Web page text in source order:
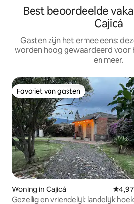
Best beoordeelde
Cajicá
Gasten zijn het ermee eens:
worden hoog gewaardeerd voor
en meer.
Favoriet van gasten
Favoriet van gasten
Woning in Cajicá
Gezellig en vriendelijk landelijk